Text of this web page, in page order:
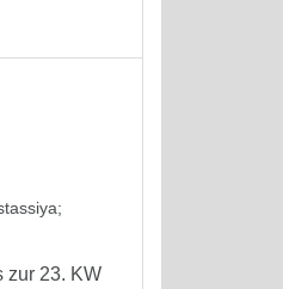
;
zur 23. KW